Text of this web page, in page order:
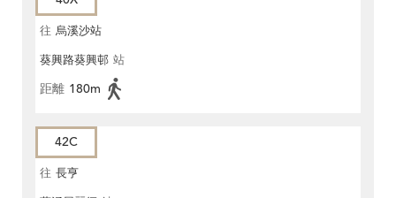
往 烏溪沙站
葵興路葵興邨 站
距離 180m
42C
往 長亨